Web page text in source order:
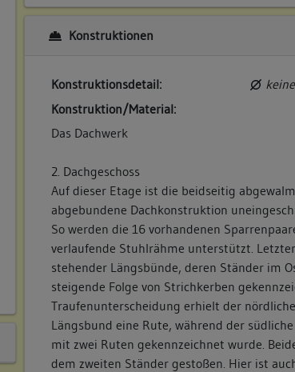
Konstruktionen
Konstruktionsdetail:
Konstruktion/Material:
Das Dachwerk
2. Dachgeschoss
Auf dieser Etage ist die beidseitig
abgebundene Dachkonstruktion
So werden die 16 vorhandenen
verlaufende Stuhlrähme unterstützt.
stehender Längsbünde, deren Ständer im
steigende Folge von Strichkerben
Traufenunterscheidung erhielt der
Längsbund eine Rute, während der
mit zwei Ruten gekennzeichnet wurde.
dem zweiten Ständer gestoßen. Hier ist